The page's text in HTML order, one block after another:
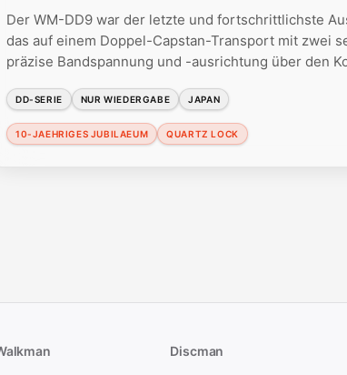
Der WM-DD9 war der letzte und fortschrittlichste
das auf einem Doppel-Capstan-Transport mit zwei
präzise Bandspannung und -ausrichtung über den
DD-SERIE NUR WIEDERGABE JAPAN
10-JAEHRIGES JUBILAEUM QUARTZ LOCK
Discman